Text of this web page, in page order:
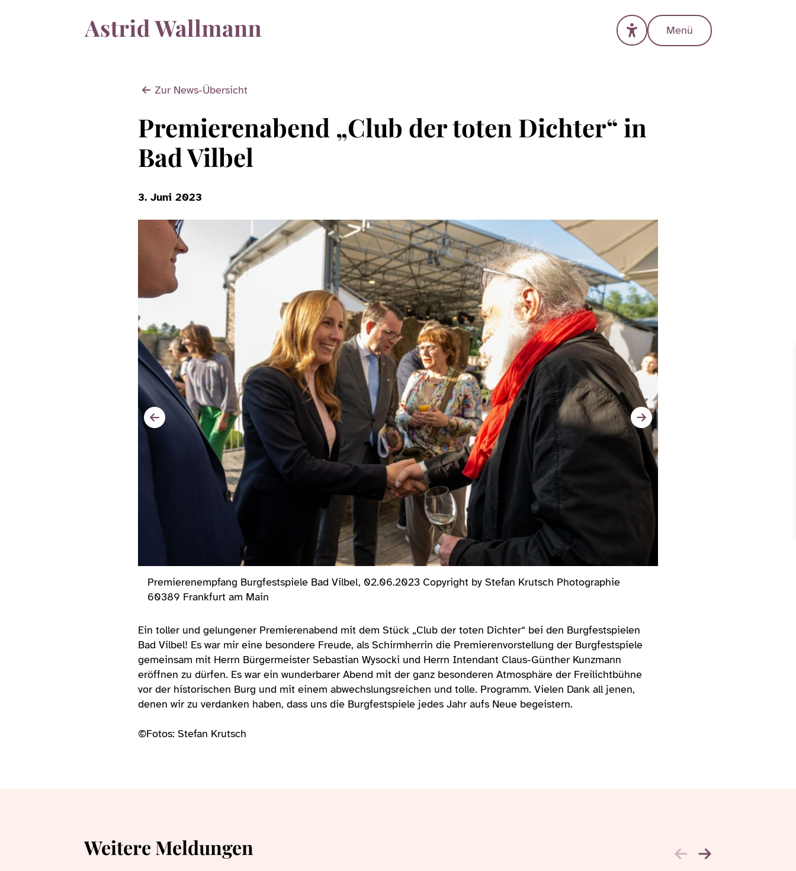
Menü
Zur News-Übersicht
Premierenabend „Club der toten Dichter“ in
Bad Vilbel
3. Juni 2023
Bad Vilbel, 02.06.2023 Copyright by Stefan Krutsch Photographie
Premierenempfang Burgfestspiele Bad Vilbel, 02.06.2023 Copyright by Stefan
Ein toller und gelungener Premierenabend mit dem Stück „Club der toten Dichter“ bei den Burgfestspielen
Bad Vilbel! Es war mir eine besondere Freude, als Schirmherrin die Premierenvorstellung der Burgfestspiele
gemeinsam mit Herrn Bürgermeister Sebastian Wysocki und Herrn Intendant Claus-Günther Kunzmann
eröffnen zu dürfen. Es war ein wunderbarer Abend mit der ganz besonderen Atmosphäre der Freilichtbühne
vor der historischen Burg und mit einem abwechslungsreichen und tolle. Programm. Vielen Dank all jenen,
denen wir zu verdanken haben, dass uns die Burgfestspiele jedes Jahr aufs Neue begeistern.
©Fotos: Stefan Krutsch
Weitere Meldungen